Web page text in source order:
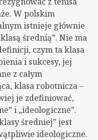
W polskim
istnieje głównie
średnią”. Nie ma
czym ta klasa
i sukcesy, jej
z całym
klasa robotnicza –
je zdefiniować,
i „ideologiczne”.
średniej” jest
ideologiczne.